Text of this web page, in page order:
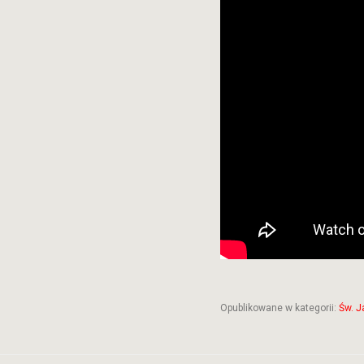
Opublikowane w kategorii: Św.